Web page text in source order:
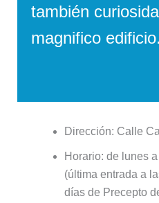
también
magnifico edificio.
Dirección: Calle
Horario: de lunes
(última entrada a
días de Precepto